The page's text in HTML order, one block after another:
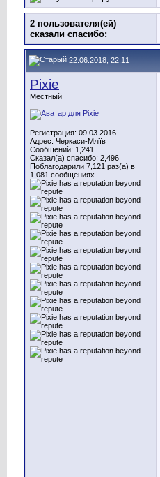
2 пользователя(ей)
сказали cпасибо:
22.06.2018, 22:11
Pixie
Местный
Регистрация: 09.03.2016
Адрес: Черкаси-Мліїв
Сообщений: 1,241
Сказал(а) спасибо: 2,496
Поблагодарили 7,121 раз(а) в
1,081 сообщениях